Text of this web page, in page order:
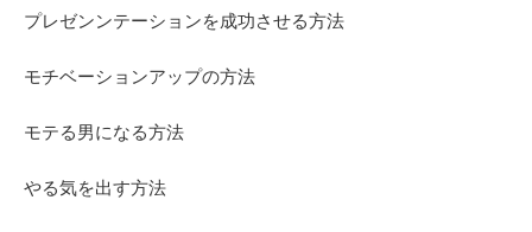
プレゼンンテーションを成功させる方法
モチベーションアップの方法
モテる男になる方法
やる気を出す方法